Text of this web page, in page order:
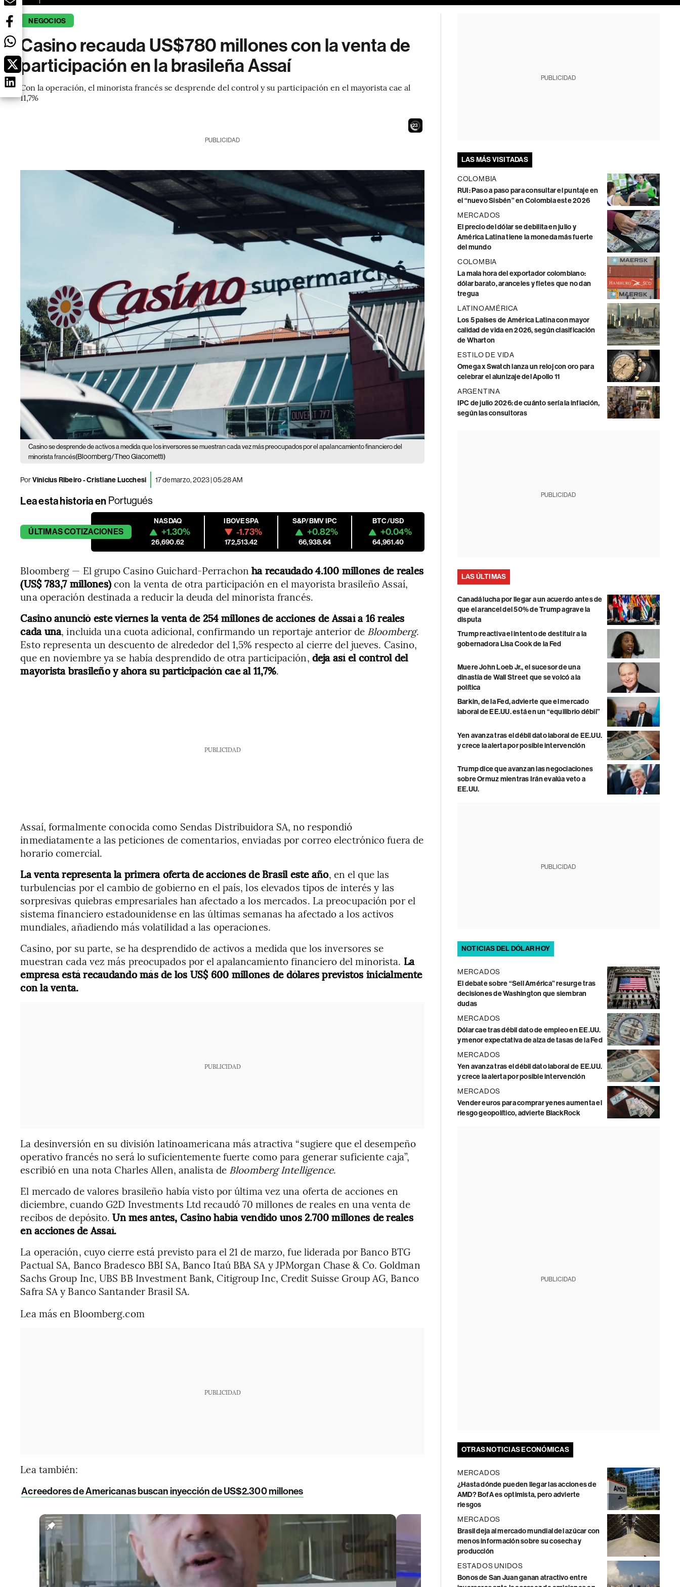
NEGOCIOS
Casino recauda US$780 millones con la venta de
participación en la brasileña Assaí
Con la operación, el minorista francés se desprende del control y su participación en el mayorista cae al
11,7%
21
PUBLICIDAD
Casino se desprende de activos a medida que los inversores se muestran cada vez más preocupados por el apalancamiento financiero del
minorista francés(Bloomberg/Theo Giacometti)
PorVinicius Ribeiro - Cristiane Lucchesi 17 de marzo, 2023 | 05:28 AM
Lea esta historia en Portugués
ÚLTIMASCOTIZACIONES
NASDAQ
+1.30%
26,690.62
IBOVESPA
-1.73%
172,513.42
S&P/BMV IPC
+0.82%
66,938.64
BTC/USD
+0.04%
64,961.40
Bloomberg — El grupo Casino Guichard-Perrachon ha recaudado 4.100 millones de reales
(US$ 783,7 millones)con la venta de otra participación en el mayorista brasileño Assaí,
una operación destinada a reducir la deuda del minorista francés.
Casino anunció este viernes la venta de 254 millones de acciones de Assaí a 16 reales
cada una, incluida una cuota adicional, confirmando un reportaje anterior de Bloomberg.
Esto representa un descuento de alrededor del 1,5% respecto al cierre del jueves. Casino,
que en noviembre ya se había desprendido de otra participación, deja así el control del
mayorista brasileño y ahora su participación cae al 11,7%.
PUBLICIDAD
Assaí, formalmente conocida como Sendas Distribuidora SA, no respondió
inmediatamente a las peticiones de comentarios, enviadas por correo electrónico fuera de
horario comercial.
La venta representa la primera oferta de acciones de Brasil este año, en el que las
turbulencias por el cambio de gobierno en el país, los elevados tipos de interés y las
sorpresivas quiebras empresariales han afectado a los mercados. La preocupación por el
sistema financiero estadounidense en las últimas semanas ha afectado a los activos
mundiales, añadiendo más volatilidad a las operaciones.
Casino, por su parte, se ha desprendido de activos a medida que los inversores se
muestran cada vez más preocupados por el apalancamiento financiero del minorista. La
empresa está recaudando más de los US$ 600 millones de dólares previstos inicialmente
con la venta.
PUBLICIDAD
La desinversión en su división latinoamericana más atractiva “sugiere que el desempeño
operativo francés no será lo suficientemente fuerte como para generar suficiente caja”,
escribió en una nota Charles Allen, analista de Bloomberg Intelligence.
El mercado de valores brasileño había visto por última vez una oferta de acciones en
diciembre, cuando G2D Investments Ltd recaudó 70 millones de reales en una venta de
recibos de depósito.Un mes antes, Casino había vendido unos 2.700 millones de reales
en acciones de Assaí.
La operación, cuyo cierre está previsto para el 21 de marzo, fue liderada por Banco BTG
Pactual SA, Banco Bradesco BBI SA, Banco Itaú BBA SA y JPMorgan Chase & Co. Goldman
Sachs Group Inc, UBS BB Investment Bank, Citigroup Inc, Credit Suisse Group AG, Banco
Safra SA y Banco Santander Brasil SA.
Lea más en Bloomberg.com
PUBLICIDAD
Lea también:
Acreedores de Americanas buscan inyección de US$2.300 millones
PUBLICIDAD
LAS MÁS VISITADAS
COLOMBIA
RUI: Paso a paso para consultar el puntaje en
el “nuevo Sisbén” en Colombia este 2026
MERCADOS
El precio del dólar se debilita en julio y
América Latina tiene la moneda más fuerte
del mundo
COLOMBIA
La mala hora del exportador colombiano:
dólar barato, aranceles y fletes que no dan
tregua
LATINOAMÉRICA
Los 5 países de América Latina con mayor
calidad de vida en 2026, según clasificación
de Wharton
ESTILO DE VIDA
Omega x Swatch lanza un reloj con oro para
celebrar el alunizaje del Apollo 11
ARGENTINA
IPC de julio 2026: de cuánto sería la inflación,
según las consultoras
PUBLICIDAD
LAS ÚLTIMAS
Canadá lucha por llegar a un acuerdo antes de
que el arancel del 50% de Trump agrave la
disputa
Trump reactiva el intento de destituir a la
gobernadora Lisa Cook de la Fed
Muere John Loeb Jr., el sucesor de una
dinastía de Wall Street que se volcó a la
política
Barkin, de la Fed, advierte que el mercado
laboral de EE.UU. está en un “equilibrio débil”
Yen avanza tras el débil dato laboral de EE.UU.
y crece la alerta por posible intervención
Trump dice que avanzan las negociaciones
sobre Ormuz mientras Irán evalúa veto a
EE.UU.
PUBLICIDAD
NOTICIAS DEL DÓLAR HOY
MERCADOS
El debate sobre “Sell América” resurge tras
decisiones de Washington que siembran
dudas
MERCADOS
Dólar cae tras débil dato de empleo en EE.UU.
y menor expectativa de alza de tasas de la Fed
MERCADOS
Yen avanza tras el débil dato laboral de EE.UU.
y crece la alerta por posible intervención
MERCADOS
Vender euros para comprar yenes aumenta el
riesgo geopolítico, advierte BlackRock
PUBLICIDAD
OTRAS NOTICIAS ECONÓMICAS
MERCADOS
¿Hasta dónde pueden llegar las acciones de
AMD? BofA es optimista, pero advierte
riesgos
MERCADOS
Brasil deja al mercado mundial del azúcar con
menos información sobre su cosecha y
producción
ESTADOS UNIDOS
Bonos de San Juan ganan atractivo entre